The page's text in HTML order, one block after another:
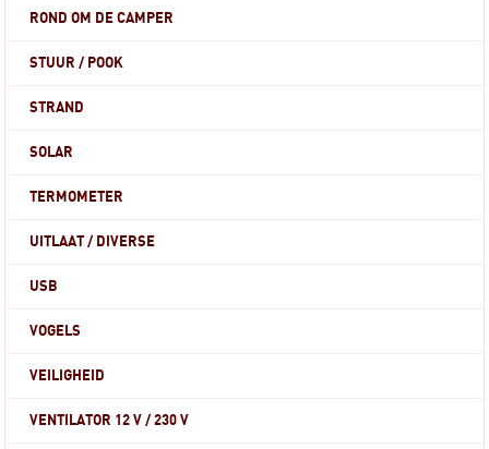
ROND OM DE CAMPER
STUUR / POOK
STRAND
SOLAR
TERMOMETER
UITLAAT / DIVERSE
USB
VOGELS
VEILIGHEID
VENTILATOR 12 V / 230 V